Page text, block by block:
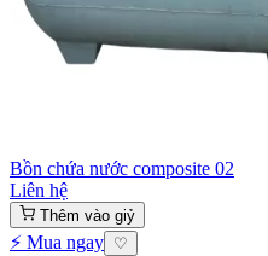
Bồn chứa nước composite 02
Liên hệ
Thêm vào giỷ
⚡ Mua ngay ♡